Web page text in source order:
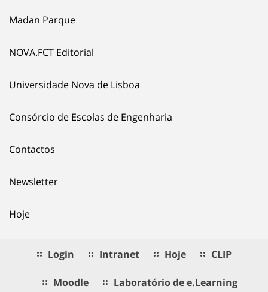
Madan Parque
NOVA.FCT Editorial
Universidade Nova de Lisboa
Consórcio de Escolas de Engenharia
Contactos
Newsletter
Hoje
Login Intranet Hoje CLIP
Moodle Laboratório de e.Learning